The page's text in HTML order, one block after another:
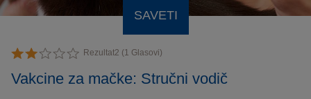
SAVETI
Rezultat2 (1 Glasovi)
Vakcine za mačke: Stručni vodič